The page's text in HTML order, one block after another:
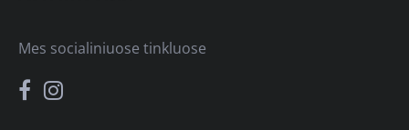
Mes socialiniuose tinkluose